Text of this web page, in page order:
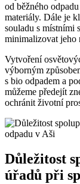
od ‌běžného
materiály. Dále je
souladu s místními
minimalizovat jeho
Vytvoření
výborným
s ​bio⁤ odpadem a
můžeme předejít‍
ochránit životní
Důležitost
úřadů při